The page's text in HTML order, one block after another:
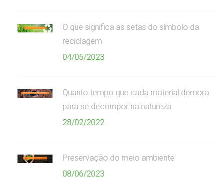
O que significa as setas do símbolo da
reciclagem
04/05/2023
Quanto tempo que cada material demora
para se decompor na natureza
28/02/2022
Preservação do meio ambiente
08/06/2023